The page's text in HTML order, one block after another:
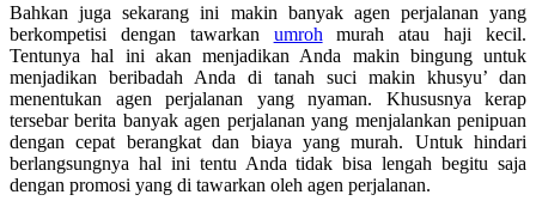
Bahkan juga sekarang ini makin banyak agen perjalanan yang
berkompetisi dengan tawarkan umroh murah atau haji kecil.
Tentunya hal ini akan menjadikan Anda makin bingung untuk
menjadikan beribadah Anda di tanah suci makin khusyu’ dan
menentukan agen perjalanan yang nyaman. Khususnya kerap
tersebar berita banyak agen perjalanan yang menjalankan penipuan
dengan cepat berangkat dan biaya yang murah. Untuk hindari
berlangsungnya hal ini tentu Anda tidak bisa lengah begitu saja
dengan promosi yang di tawarkan oleh agen perjalanan.